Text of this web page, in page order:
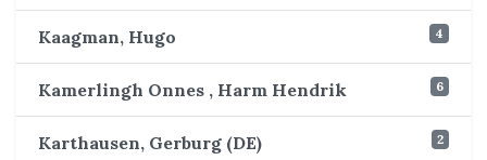
Kaagman, Hugo 4
Kamerlingh Onnes , Harm Hendrik 6
Karthausen, Gerburg (DE) 2